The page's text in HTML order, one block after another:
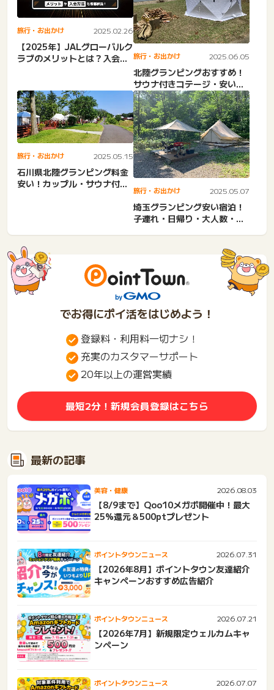
旅行・お出かけ 2025.02.26
【2025年】JALグローバルク
ラブのメリットとは？入会方
旅行・お出かけ 2025.06.05
北陸グランピングおすすめ！
サウナ付きコテージ・安い・
おしゃれ・カップル・犬連
れ...
旅行・お出かけ 2025.05.15
石川県北陸グランピング料金
安い！カップル・サウナ付
旅行・お出かけ 2025.05.07
埼玉グランピング安い宿泊！
子連れ・日帰り・大人数・ペ
でお得にポイ活をはじめよう！
登録料・利用料一切ナシ！
充実のカスタマーサポート
20年以上の運営実績
最短2分！新規会員登録はこちら
最新の記事
美容・健康 2026.08.03
【8/9まで】Qoo10メガポ開催中！最大
25%還元＆500ptプレゼント
ポイントタウンニュース 2026.07.31
【2026年8月】ポイントタウン友達紹介
キャンペーンおすすめ広告紹介
ポイントタウンニュース 2026.07.21
【2026年7月】新規限定ウェルカムキャ
ンペーン
ポイントタウンニュース 2026.07.07